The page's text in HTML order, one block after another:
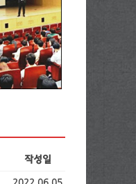
작성일